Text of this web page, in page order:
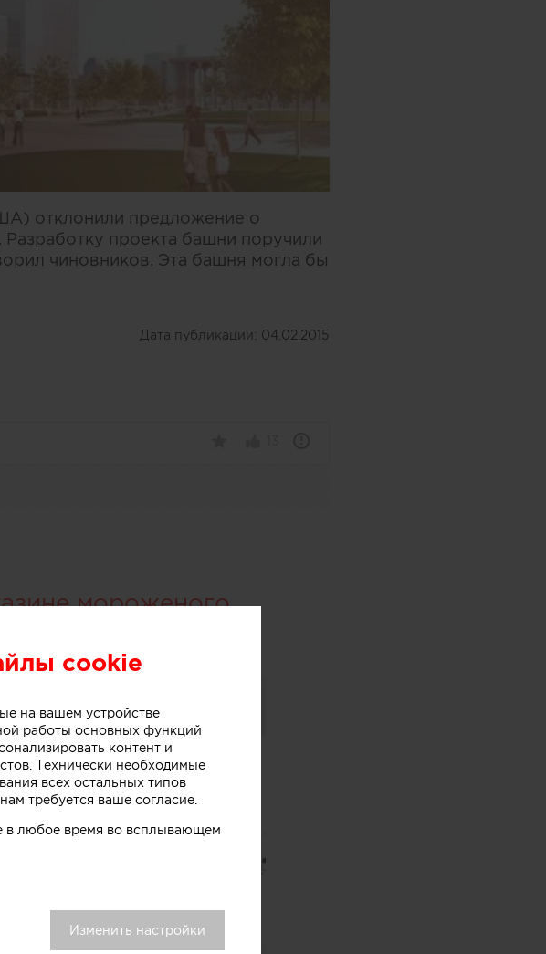
отклонили предложение о
проекта башни поручили
чиновников. Эта башня могла бы
Дата публикации: 04.02.2015
мороженого
cookie
на вашем устройстве
работы основных функций
контент и
Технически необходимые
всех остальных типов
требуется ваше согласие.
в любое время во всплывающем
Изменить настройки